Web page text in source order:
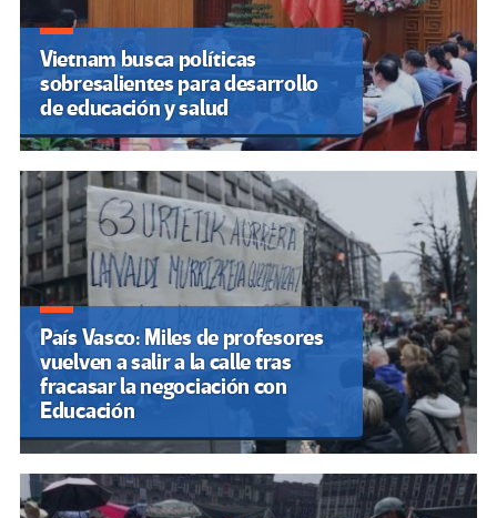
Vietnam busca políticas
sobresalientes para desarrollo
de educación y salud
País Vasco: Miles de profesores
vuelven a salir a la calle tras
fracasar la negociación con
Educación